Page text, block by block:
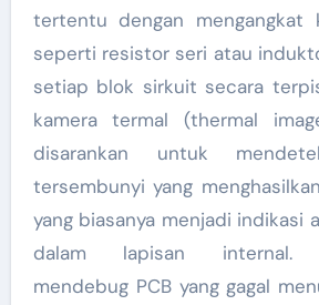
tertentu dengan mengangkat
seperti resistor seri atau
setiap blok sirkuit secara
kamera termal (thermal
disarankan untuk
tersembunyi yang
yang biasanya menjadi indikasi
dalam lapisan internal.
mendebug PCB yang gagal